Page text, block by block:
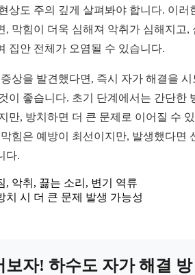
상도 주의 깊게 살펴봐야 합니다. 이러
, 막힘이 더욱 심해져 악취가 심해지고,
집안 전체가 오염될 수 있습니다.
상을 발견했다면, 즉시 자가 해결을 시
이 좋습니다. 초기 단계에서는 간단한
만, 방치하면 더 큰 문제로 이어질 수
힘은 예방이 최선이지만, 발생했다면
다.
, 악취, 끓는 소리, 변기 역류
치 시 더 큰 문제 발생 가능성
보자! 하수도 자가 해결 방